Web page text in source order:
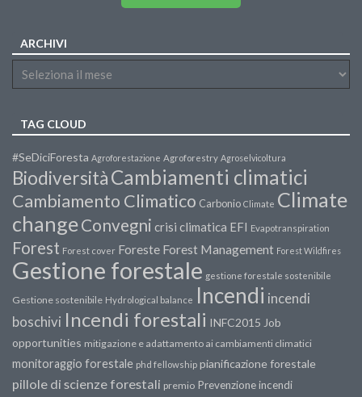
ARCHIVI
TAG CLOUD
#SeDiciForesta Agroforestazione Agroforestry Agroselvicoltura
BiodiversitàCambiamenti climatici
Cambiamento Climatico Carbonio Climate Climate
changeConvegni crisi climatica EFI Evapotranspiration
Forest Forest cover Foreste Forest Management Forest Wildfires
Gestione forestale gestione forestale sostenibile
Gestione sostenibile Hydrological balance Incendi incendi
boschivi Incendi forestali INFC2015 Job
opportunities mitigazione e adattamento ai cambiamenti climatici
monitoraggio forestale phd fellowship pianificazione forestale
pillole di scienze forestali premio Prevenzione incendi